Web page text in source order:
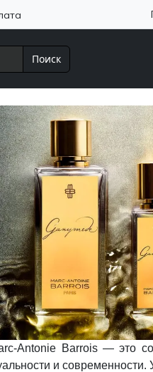
Поиск
Antonie Barrois — это
и